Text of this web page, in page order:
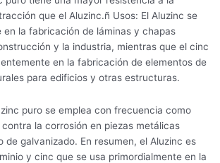
que el Aluzinc.ñ Usos: El Aluzinc se
en la fabricación de láminas y chapas
y la industria, mientras que el cinc
en la fabricación de elementos de
para edificios y otras estructuras.
puro se emplea con frecuencia como
la corrosión en piezas metálicas
de galvanizado. En resumen, el Aluzinc es
y cinc que se usa primordialmente en la